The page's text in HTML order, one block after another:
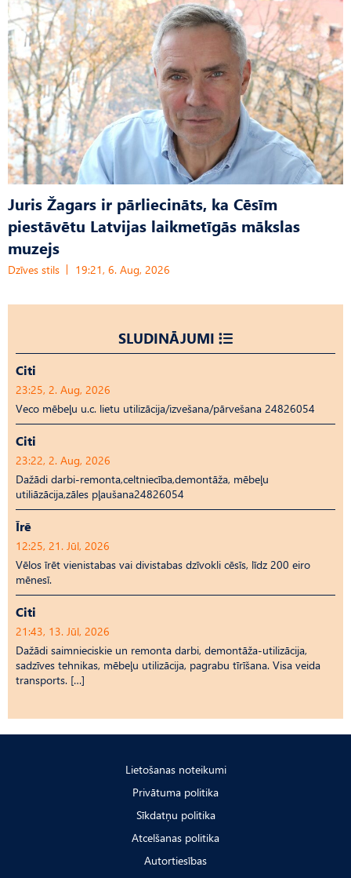
Juris Žagars ir pārliecināts, ka Cēsīm
piestāvētu Latvijas laikmetīgās mākslas
muzejs
Dzīves stils 19:21, 6. Aug, 2026
SLUDINĀJUMI
Citi
23:25, 2. Aug, 2026
Veco mēbeļu u.c. lietu utilizācija/izvešana/pārvešana 24826054
Citi
23:22, 2. Aug, 2026
Dažādi darbi-remonta,celtniecība,demontāža, mēbeļu
utiliāzācija,zāles pļaušana24826054
Īrē
12:25, 21. Jūl, 2026
Vēlos īrēt vienistabas vai divistabas dzīvokli cēsīs, līdz 200 eiro
mēnesī.
Citi
21:43, 13. Jūl, 2026
Dažādi saimnieciskie un remonta darbi, demontāža-utilizācija,
sadzīves tehnikas, mēbeļu utilizācija, pagrabu tīrīšana. Visa veida
transports. […]
Lietošanas noteikumi
Privātuma politika
Sīkdatņu politika
Atcelšanas politika
Autortiesības